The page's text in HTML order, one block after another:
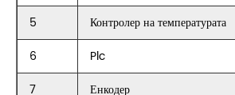
5
Контролер на температурата
6
Plc
7
Енкодер